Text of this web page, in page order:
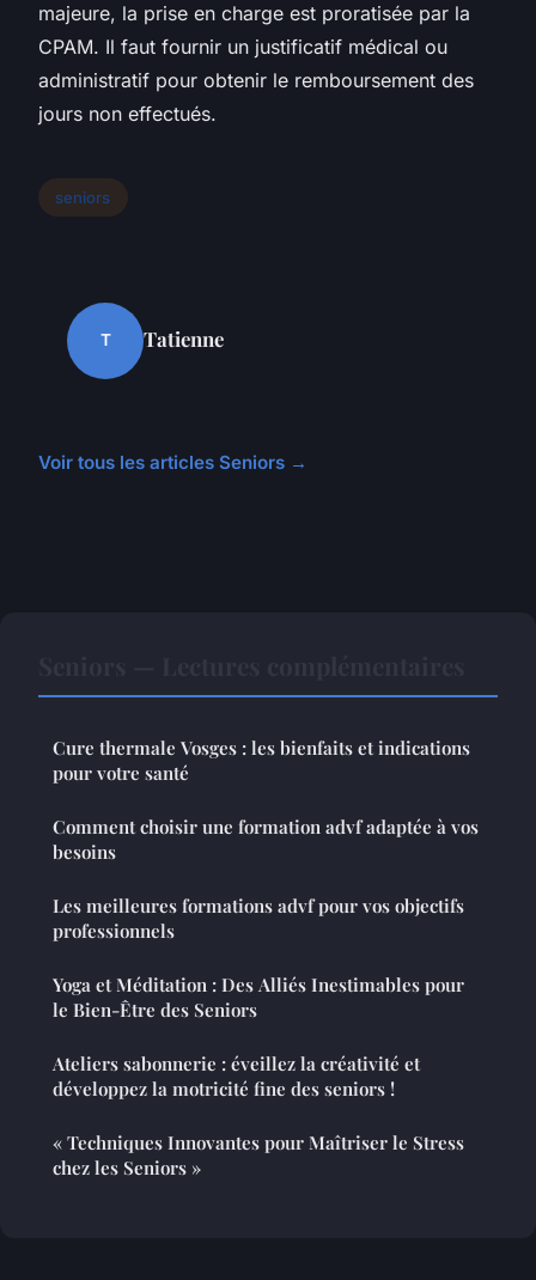
majeure, la prise en charge est proratisée par la
CPAM. Il faut fournir un justificatif médical ou
administratif pour obtenir le remboursement des
jours non effectués.
seniors
T Tatienne
Voir tous les articles Seniors →
Cure thermale Vosges : les bienfaits et indications
pour votre santé
Comment choisir une formation advf adaptée à vos
besoins
Les meilleures formations advf pour vos objectifs
professionnels
Yoga et Méditation : Des Alliés Inestimables pour
le Bien-Être des Seniors
Ateliers sabonnerie : éveillez la créativité et
développez la motricité fine des seniors !
« Techniques Innovantes pour Maîtriser le Stress
chez les Seniors »